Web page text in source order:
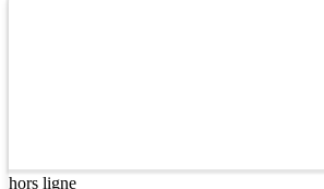
hors ligne